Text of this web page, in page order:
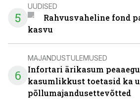
5
UUDISED
Rahvusvaheline fond
kasvu
6
MAJANDUSTULEMUSED
Infortari ärikasum
kasumlikkust toetasid ka
põllumajandusettevõtted